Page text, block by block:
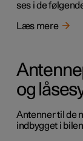
ses i de
Læs mere
og
Antenner til de
indbygget i